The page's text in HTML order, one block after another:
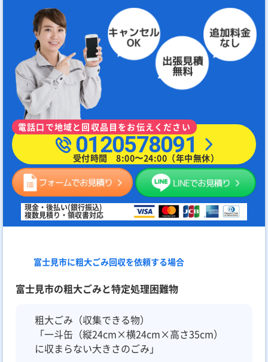
電話口で地域と回収品目をお伝えください
0120578091
受付時間 8:00〜24:00（年中無休）
現金・後払い(銀行振込)
複数見積り・領収書対応
富士見市に粗大ごみ回収を依頼する場合
富士見市の粗大ごみと特定処理困難物
粗大ごみ（収集できる物）
「一斗缶（縦24cm×横24cm×高さ35cm）
に収まらない大きさのごみ」